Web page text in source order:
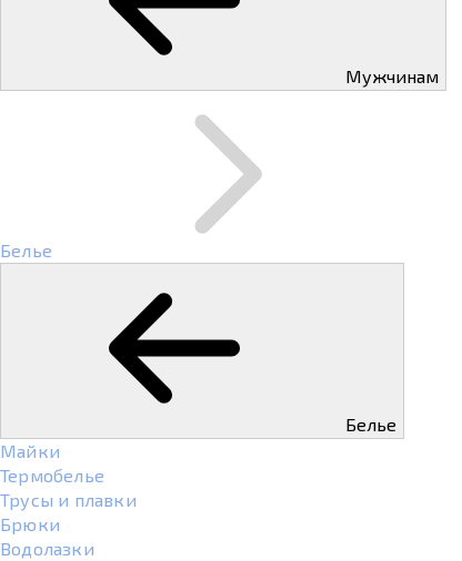
Мужчинам
Белье
Белье
Майки
Термобелье
Трусы и плавки
Брюки
Водолазки